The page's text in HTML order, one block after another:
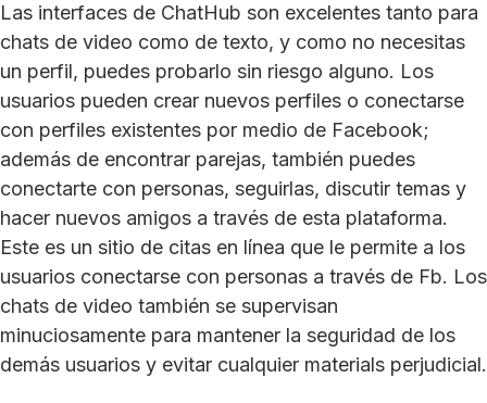
Las interfaces de ChatHub son excelentes tanto para
chats de video como de texto, y como no necesitas
un perfil, puedes probarlo sin riesgo alguno. Los
usuarios pueden crear nuevos perfiles o conectarse
con perfiles existentes por medio de Facebook;
además de encontrar parejas, también puedes
conectarte con personas, seguirlas, discutir temas y
hacer nuevos amigos a través de esta plataforma.
Este es un sitio de citas en línea que le permite a los
usuarios conectarse con personas a través de Fb. Los
chats de video también se supervisan
minuciosamente para mantener la seguridad de los
demás usuarios y evitar cualquier materials perjudicial.